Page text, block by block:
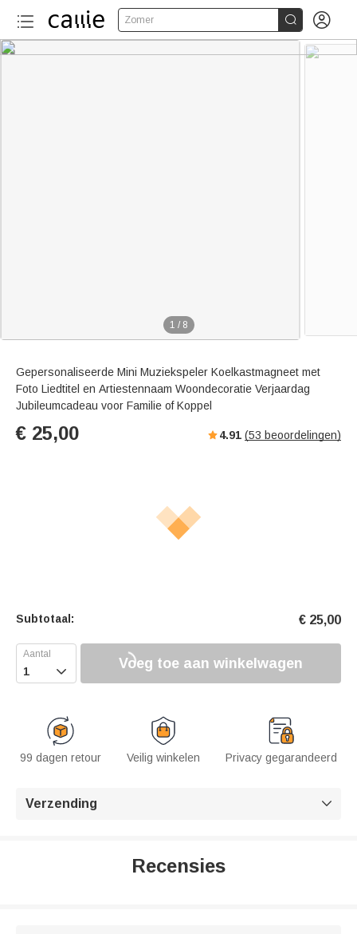
Zomer  
1 / 8
Gepersonaliseerde Mini Muziekspeler Koelkastmagneet met
Foto Liedtitel en Artiestennaam Woondecoratie Verjaardag
Jubileumcadeau voor Familie of Koppel
€ 25,00 4.91 (53 beoordelingen)
Subtotaal: € 25,00
 Voeg toe aan winkelwagen
99 dagen retour Veilig winkelen Privacy gegarandeerd
Verzending 
Recensies